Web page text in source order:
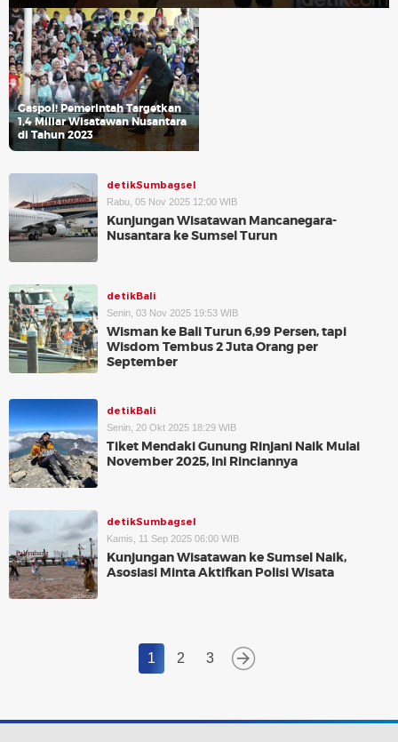
Gaspol! Pemerintah Targetkan
1,4 Miliar Wisatawan Nusantara
di Tahun 2023
detikSumbagsel
Rabu, 05 Nov 2025 12:00 WIB
Kunjungan Wisatawan Mancanegara-
Nusantara ke Sumsel Turun
detikBali
Senin, 03 Nov 2025 19:53 WIB
Wisman ke Bali Turun 6,99 Persen, tapi
Wisdom Tembus 2 Juta Orang per
September
detikBali
Senin, 20 Okt 2025 18:29 WIB
Tiket Mendaki Gunung Rinjani Naik Mulai
November 2025, Ini Rinciannya
detikSumbagsel
Kamis, 11 Sep 2025 06:00 WIB
Kunjungan Wisatawan ke Sumsel Naik,
Asosiasi Minta Aktifkan Polisi Wisata
1 2 3